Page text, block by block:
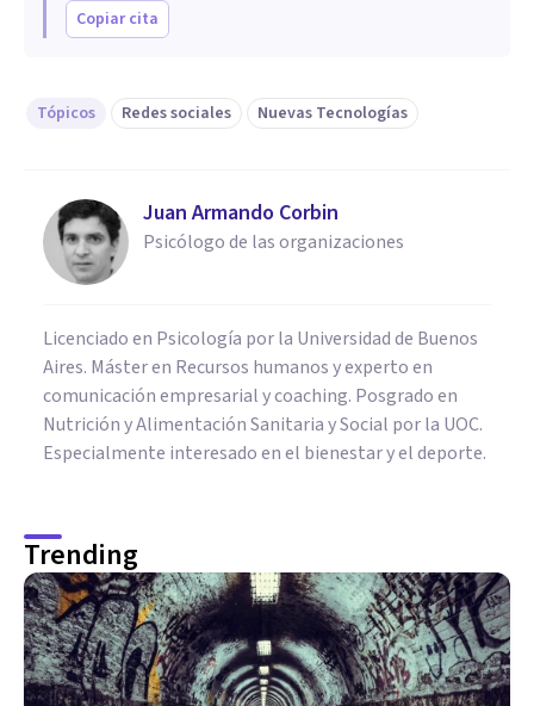
Copiar cita
Tópicos Redes sociales Nuevas Tecnologías
Juan Armando Corbin
Psicólogo de las organizaciones
Licenciado en Psicología por la Universidad de Buenos
Aires. Máster en Recursos humanos y experto en
comunicación empresarial y coaching. Posgrado en
Nutrición y Alimentación Sanitaria y Social por la UOC.
Especialmente interesado en el bienestar y el deporte.
Trending